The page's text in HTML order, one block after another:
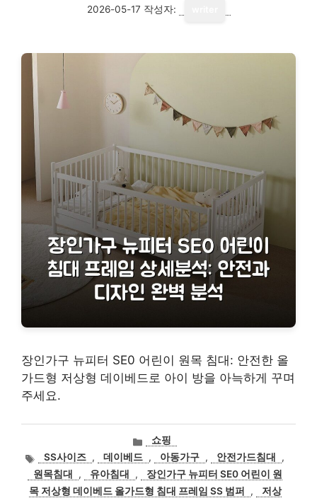
2026-05-17 작성자:
장인가구 뉴피터 SE0 어린이 원목 침대: 안전한 올
가드형 저상형 데이베드로 아이 방을 아늑하게 꾸며
주세요.
카
고
리
쇼핑
태
그
SS사이즈 , 데이베드 , 아동가구 , 안전가드침대
,
원목침대
, 유아침대 ,
장인가구 뉴피터 SE0 어린이 원
목 저상형 데이베드 올가드형 침대 프레임 SS 범퍼
,
저상